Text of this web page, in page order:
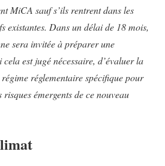
MiCA sauf s’ils rentrent dans les
existantes. Dans un délai de 18 mois,
sera invitée à préparer une
est jugé nécessaire, d’évaluer la
réglementaire spécifique pour
émergents de ce nouveau